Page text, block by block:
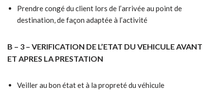
Prendre congé du client lors de l’arrivée au point de
destination, de façon adaptée à l’activité
B – 3 – VERIFICATION DE L’ETAT DU VEHICULE AVANT
ET APRES LA PRESTATION
Veiller au bon état et à la propreté du véhicule